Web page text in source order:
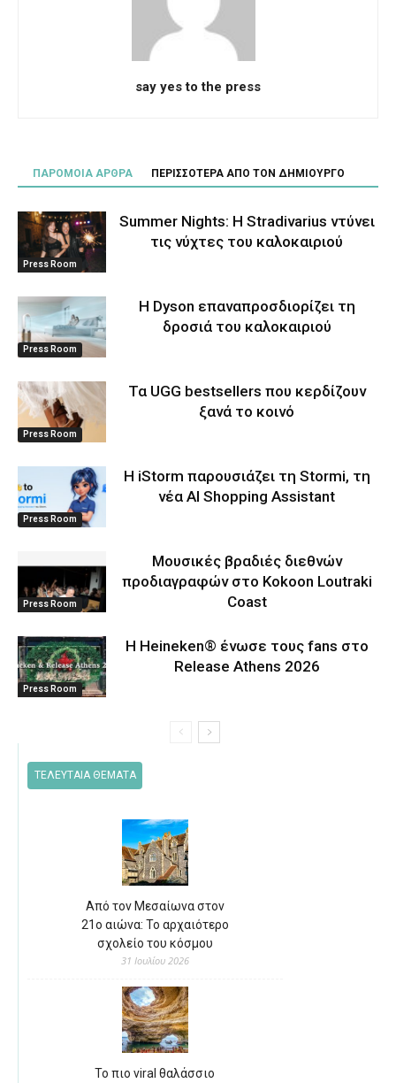
say yes to the press
ΠΑΡΟΜΟΙΑ ΑΡΘΡΑ ΠΕΡΙΣΣΟΤΕΡΑ ΑΠΟ ΤΟΝ ΔΗΜΙΟΥΡΓΟ
Press Room
Summer Nights: Η Stradivarius ντύνει
τις νύχτες του καλοκαιριού
Press Room
Η Dyson επαναπροσδιορίζει τη
δροσιά του καλοκαιριού
Press Room
Τα UGG bestsellers που κερδίζουν
ξανά το κοινό
Press Room
Η iStorm παρουσιάζει τη Stormi, τη
νέα AI Shopping Assistant
Press Room
Μουσικές βραδιές διεθνών
προδιαγραφών στο Kokoon Loutraki
Coast
Press Room
Η Heineken® ένωσε τους fans στο
Release Athens 2026
ΤΕΛΕΥΤΑΙΑ ΘΕΜΑΤΑ
Από τον Μεσαίωνα στον
21ο αιώνα: Το αρχαιότερο
σχολείο του κόσμου
31 Ιουλίου 2026
Το πιο viral θαλάσσιο